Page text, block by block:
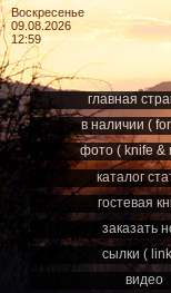
Воскресенье
09.08.2026
12:59
главная
в наличии (
фото ( knife &
каталог
гостевая
заказать
сылки (
видео